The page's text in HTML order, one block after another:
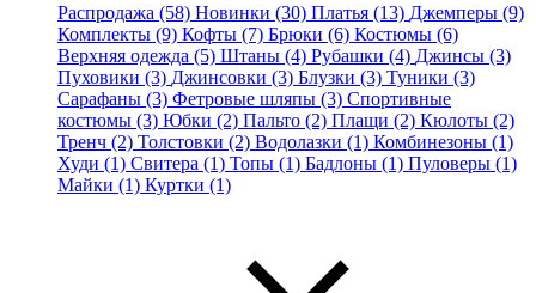
Распродажа (58) Новинки (30) Платья (13) Джемперы (9)
Комплекты (9) Кофты (7) Брюки (6) Костюмы (6)
Верхняя одежда (5) Штаны (4) Рубашки (4) Джинсы (3)
Пуховики (3) Джинсовки (3) Блузки (3) Туники (3)
Сарафаны (3) Фетровые шляпы (3) Спортивные
костюмы (3) Юбки (2) Пальто (2) Плащи (2) Кюлоты (2)
Тренч (2) Толстовки (2) Водолазки (1) Комбинезоны (1)
Худи (1) Свитера (1) Топы (1) Бадлоны (1) Пуловеры (1)
Майки (1) Куртки (1)